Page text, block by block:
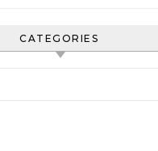
CATEGORIES